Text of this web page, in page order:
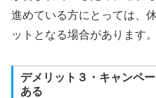
進めている方にとっては、
ットとなる場合があります。
デメリット３・キャンペ
ある